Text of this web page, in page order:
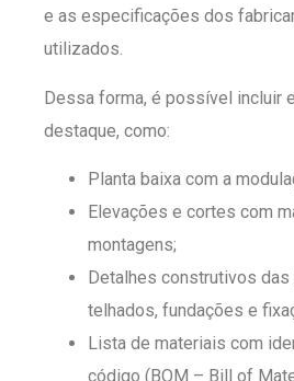
e as especificações dos
utilizados.
Dessa forma, é possível incluir
destaque, como:
Planta baixa com a
Elevações e cortes com
montagens;
Detalhes construtivos
telhados, fundações e
Lista de materiais com
código (BOM – Bill of